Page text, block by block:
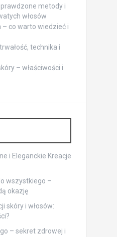
metody i
włosów
– co warto wiedzieć i
technika i
– właściwości i
i Eleganckie Kreacje
wszystkiego –
okazję
skóry i włosów:
– sekret zdrowej i